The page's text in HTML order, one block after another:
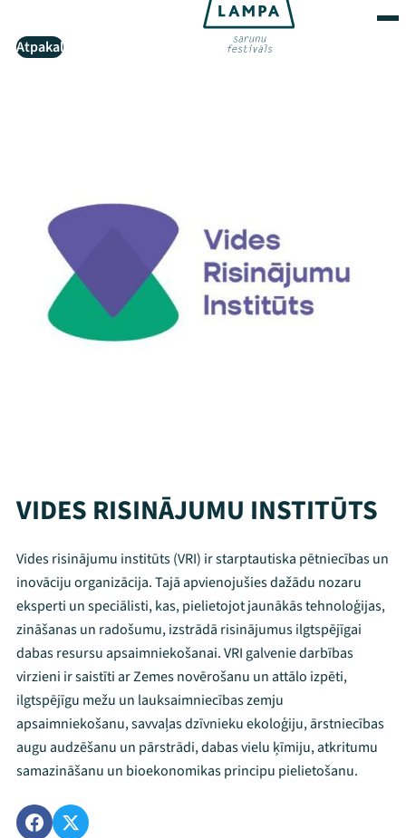
Atpakaļ
VIDES RISINĀJUMU INSTITŪTS
Vides risinājumu institūts (VRI) ir starptautiska pētniecības un
inovāciju organizācija. Tajā apvienojušies dažādu nozaru
eksperti un speciālisti, kas, pielietojot jaunākās tehnoloģijas,
zināšanas un radošumu, izstrādā risinājumus ilgtspējīgai
dabas resursu apsaimniekošanai. VRI galvenie darbības
virzieni ir saistīti ar Zemes novērošanu un attālo izpēti,
ilgtspējīgu mežu un lauksaimniecības zemju
apsaimniekošanu, savvaļas dzīvnieku ekoloģiju, ārstniecības
augu audzēšanu un pārstrādi, dabas vielu ķīmiju, atkritumu
samazināšanu un bioekonomikas principu pielietošanu.